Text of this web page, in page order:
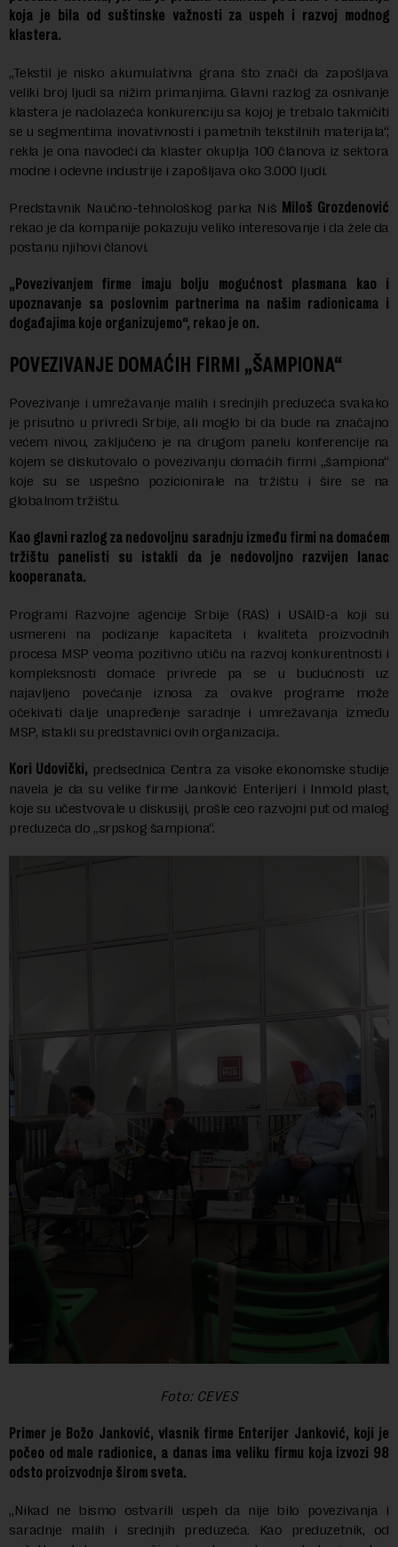
koja je bila od suštinske važnosti za uspeh i razvoj modnog
klastera.
„Tekstil je nisko akumulativna grana što znači da zapošljava
veliki broj ljudi sa nižim primanjima. Glavni razlog za osnivanje
klastera je nadolazeća konkurenciju sa kojoj je trebalo takmičiti
se u segmentima inovativnosti i pametnih tekstilnih materijala“,
rekla je ona navodeći da klaster okuplja 100 članova iz sektora
modne i odevne industrije i zapošljava oko 3.000 ljudi.
Predstavnik Naučno-tehnološkog parka Niš Miloš Grozdenović
rekao je da kompanije pokazuju veliko interesovanje i da žele da
postanu njihovi članovi.
„Povezivanjem firme imaju bolju mogućnost plasmana kao i
upoznavanje sa poslovnim partnerima na našim radionicama i
događajima koje organizujemo“, rekao je on.
POVEZIVANJE DOMAĆIH FIRMI „ŠAMPIONA“
Povezivanje i umrežavanje malih i srednjih preduzeća svakako
je prisutno u privredi Srbije, ali moglo bi da bude na značajno
većem nivou, zaključeno je na drugom panelu konferencije na
kojem se diskutovalo o povezivanju domaćih firmi „šampiona“
koje su se uspešno pozicionirale na tržištu i šire se na
globalnom tržištu.
Kao glavni razlog za nedovoljnu saradnju između firmi na domaćem
tržištu panelisti su istakli da je nedovoljno razvijen lanac
kooperanata.
Programi Razvojne agencije Srbije (RAS) i USAID-a koji su
usmereni na podizanje kapaciteta i kvaliteta proizvodnih
procesa MSP veoma pozitivno utiču na razvoj konkurentnosti i
kompleksnosti domaće privrede pa se u budućnosti uz
najavljeno povećanje iznosa za ovakve programe može
očekivati dalje unapređenje saradnje i umrežavanja između
MSP, istakli su predstavnici ovih organizacija.
Kori Udovički, predsednica Centra za visoke ekonomske studije
navela je da su velike firme Janković Enterijeri i Inmold plast,
koje su učestvovale u diskusiji, prošle ceo razvojni put od malog
preduzeća do „srpskog šampiona“.
Foto: CEVES
Primer je Božo Janković, vlasnik firme Enterijer Janković, koji je
počeo od male radionice, a danas ima veliku firmu koja izvozi 98
odsto proizvodnje širom sveta.
„Nikad ne bismo ostvarili uspeh da nije bilo povezivanja i
saradnje malih i srednjih preduzeća. Kao preduzetnik, od